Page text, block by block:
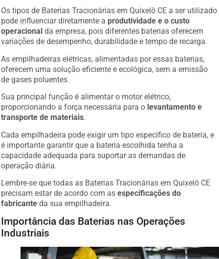
Os tipos de Baterias Tracionárias em Quixelô CE a ser utilizado
pode influenciar diretamente a produtividade e o custo
operacional da empresa, pois diferentes baterias oferecem
variações de desempenho, durabilidade e tempo de recarga.
As empilhadeiras elétricas, alimentadas por essas baterias,
oferecem uma solução eficiente e ecológica, sem a emissão
de gases poluentes.
Sua principal função é alimentar o motor elétrico,
proporcionando a força necessária para o levantamento e
transporte de materiais.
Cada empilhadeira pode exigir um tipo específico de bateria, e
é importante garantir que a bateria escolhida tenha a
capacidade adequada para suportar as demandas de
operação diária.
Lembre-se que todas as Baterias Tracionárias em Quixelô CE
precisam estar de acordo com as especificações do
fabricante da sua empilhadeira.
Importância das Baterias nas Operações
Industriais